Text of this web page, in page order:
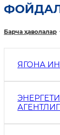
Барча ҳаволалар
ЯГОНА